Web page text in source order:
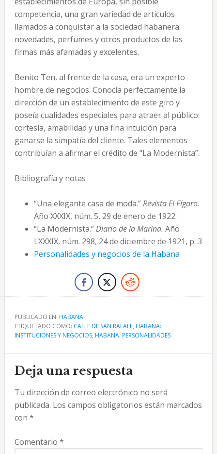
competencia, una gran variedad de artículos
llamados a conquistar a la sociedad habanera:
novedades, perfumes y otros productos de las
firmas más afamadas y excelentes.
Benito Ten, al frente de la casa, era un experto
hombre de negocios. Conocía perfectamente la
dirección de un establecimiento de este giro y
poseía cualidades especiales para atraer al público:
cortesía, amabilidad y una fina intuición para
ganarse la simpatía del cliente. Tales elementos
contribuían a afirmar el crédito de “La Modernista”.
Bibliografía y notas
“Una elegante casa de moda.”Revista El Fígaro.
Año XXXIX, núm. 5, 29 de enero de 1922.
“La Modernista.”Diario de la Marina. Año
LXXXIX, núm. 298, 24 de diciembre de 1921, p. 3
Personalidades y negocios de la Habana
PUBLICADO EN: HABANA
ETIQUETADO COMO: CALLE DE SAN RAFAEL, HABANA:
INSTITUCIONES Y NEGOCIOS, HABANA: PERSONALIDADES
Interacciones
con
los
lectores
Deja una respuesta
Tu dirección de correo electrónico no será
publicada. Los campos obligatorios están marcados
con *
Comentario *